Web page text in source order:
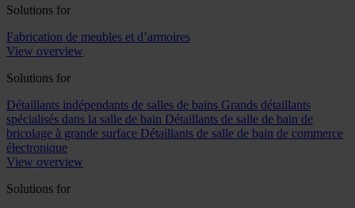
Solutions for
Fabrication de meubles et d’armoires
View overview
Solutions for
Détaillants indépendants de salles de bains Grands détaillants
spécialisés dans la salle de bain Détaillants de salle de bain de
bricolage à grande surface Détaillants de salle de bain de commerce
électronique
View overview
Solutions for